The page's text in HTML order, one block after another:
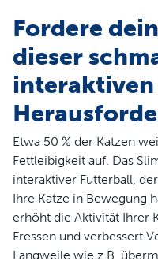
Fordere
dieser
interaktiven
Etwa 50 % der Katzen
Fettleibigkeit auf. Das
interaktiver Futterball,
Ihre Katze in Bewegung
erhöht die Aktivität Ihrer
Fressen und verbessert
Langweile wie z.B.